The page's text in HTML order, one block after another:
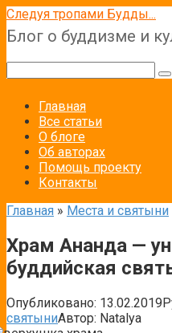
Перейти
к
контенту
Следуя тропами Будды...
Блог о буддизме и
Главная
Все статьи
О блоге
Об авторах
Помощь проекту
Контакты
Главная » Места и святыни
Храм Ананда —
буддийская
Опубликовано: 13.02.2019
святыниАвтор: Natalya